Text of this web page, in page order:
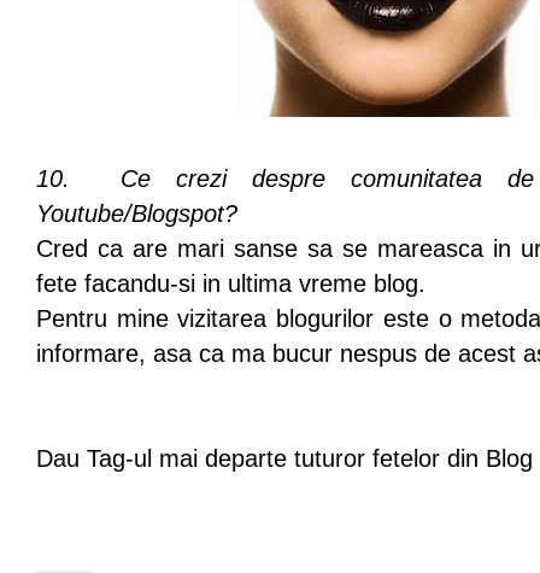
10. Ce crezi despre comunitatea
Youtube/Blogspot?
Cred ca are mari sanse sa se mareasca in
fete facandu-si in ultima vreme blog.
Pentru mine vizitarea blogurilor este o
informare, asa ca ma bucur nespus de acest
Dau Tag-ul mai departe tuturor fetelor din